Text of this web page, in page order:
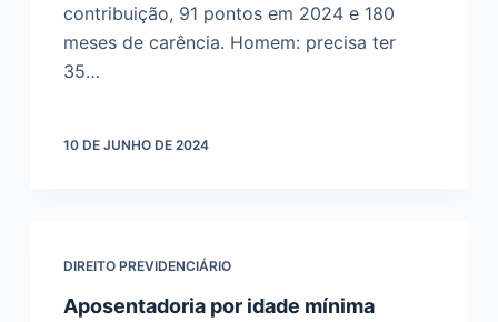
contribuição, 91 pontos em 2024 e 180
meses de carência. Homem: precisa ter
35…
10 DE JUNHO DE 2024
DIREITO PREVIDENCIÁRIO
Aposentadoria por idade mínima